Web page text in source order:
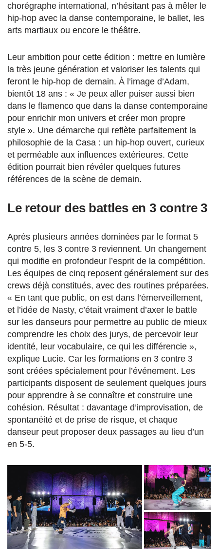
chorégraphe international, n’hésitant pas à mêler le
hip-hop avec la danse contemporaine, le ballet, les
arts martiaux ou encore le théâtre.
Leur ambition pour cette édition : mettre en lumière
la très jeune génération et valoriser les talents qui
feront le hip-hop de demain. À l’image d’Adam,
bientôt 18 ans : « Je peux aller puiser aussi bien
dans le flamenco que dans la danse contemporaine
pour enrichir mon univers et créer mon propre
style ». Une démarche qui reflète parfaitement la
philosophie de la Casa : un hip-hop ouvert, curieux
et perméable aux influences extérieures. Cette
édition pourrait bien révéler quelques futures
références de la scène de demain.
Le retour des battles en 3 contre 3
Après plusieurs années dominées par le format 5
contre 5, les 3 contre 3 reviennent. Un changement
qui modifie en profondeur l’esprit de la compétition.
Les équipes de cinq reposent généralement sur des
crews déjà constitués, avec des routines préparées.
« En tant que public, on est dans l’émerveillement,
et l’idée de Nasty, c’était vraiment d’axer le battle
sur les danseurs pour permettre au public de mieux
comprendre les choix des jurys, de percevoir leur
identité, leur vocabulaire, ce qui les différencie »,
explique Lucie. Car les formations en 3 contre 3
sont créées spécialement pour l’événement. Les
participants disposent de seulement quelques jours
pour apprendre à se connaître et construire une
cohésion. Résultat : davantage d’improvisation, de
spontanéité et de prise de risque, et chaque
danseur peut proposer deux passages au lieu d’un
en 5-5.